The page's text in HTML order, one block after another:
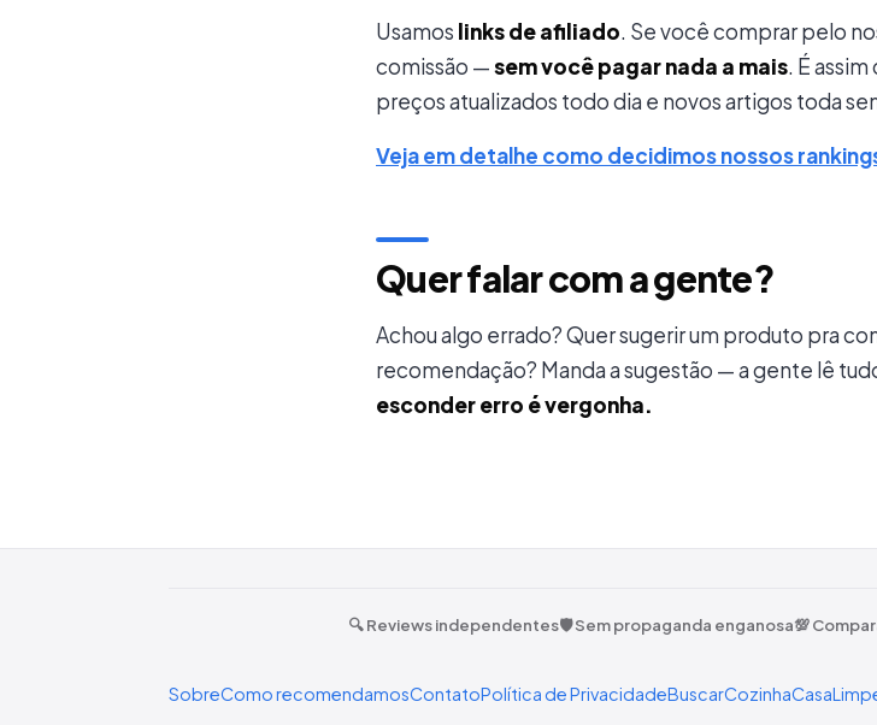
Usamos links de afiliado. Se você comprar pelo
comissão —sem você pagar nada a mais. É
preços atualizados todo dia e novos artigos toda
Veja em detalhe como decidimos nossos
Quer falar com a gente?
Achou algo errado? Quer sugerir um produto pra
recomendação? Manda a sugestão — a gente lê
esconder erro é vergonha.
🔍 Reviews independentes🛡️ Sem propaganda enganosa💯
SobreComo recomendamosContatoPolítica de PrivacidadeBuscarCozinhaCasa